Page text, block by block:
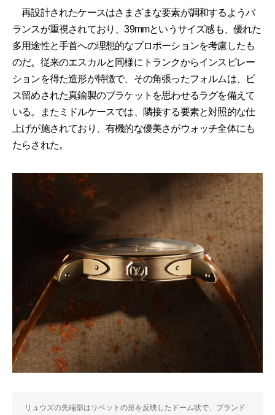
再設計されたケースはさまざまな要素が調和するようバ
ランスが重視されており、39mmというサイズ感も、優れた
多用途性と手首への理想的なプロポーションを考慮したも
のだ。従来のエスカルと同様にトランクからインスピレー
ションを得た造形が特徴で、その角張ったフォルムは、ビ
ス留めされた真鍮製のブラケットを思わせるラグを備えて
いる。またミドルケースでは、隣接する要素と対照的な仕
上げが施されており、有機的な優美さがウォッチ全体にも
たらされた。
リュウズの先端部はリベットの形を反映したドーム状で、ブランド